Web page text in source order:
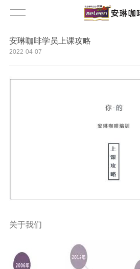
安琳咖啡学员上课攻略
2022-04-07
关于我们